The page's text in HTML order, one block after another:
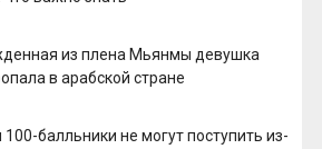
из плена Мьянмы девушка
в арабской стране
100-балльники не могут поступить из-